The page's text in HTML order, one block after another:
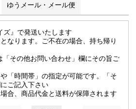
ゆうメール・メール便
』で発送いたします
なります。ご不在の場合、持ち帰り
その他お問い合わせ」欄にその旨ご
「時間帯」の指定が可能です。「そ
ご記入下さい
合、商品代金と送料が保障されます